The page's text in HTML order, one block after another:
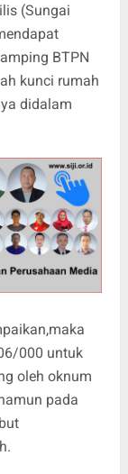
(Sungai
BTPN
kunci rumah
didalam
000 untuk
oleh oknum
pada